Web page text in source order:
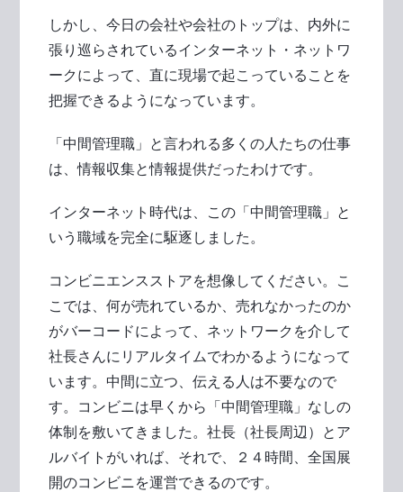
しかし、今日の会社や会社のトップは、内外に
張り巡らされているインターネット・ネットワ
ークによって、直に現場で起こっていることを
把握できるようになっています。
「中間管理職」と言われる多くの人たちの仕事
は、情報収集と情報提供だったわけです。
インターネット時代は、この「中間管理職」と
いう職域を完全に駆逐しました。
コンビニエンスストアを想像してください。こ
こでは、何が売れているか、売れなかったのか
がバーコードによって、ネットワークを介して
社長さんにリアルタイムでわかるようになって
います。中間に立つ、伝える人は不要なので
す。コンビニは早くから「中間管理職」なしの
体制を敷いてきました。社長（社長周辺）とア
ルバイトがいれば、それで、２４時間、全国展
開のコンビニを運営できるのです。